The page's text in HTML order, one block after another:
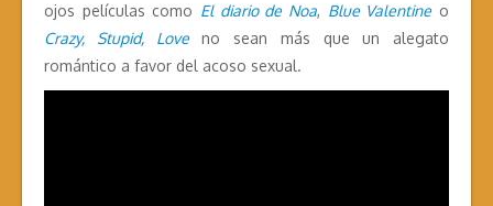
ojos películas como El diario de Noa, Blue Valentineo
Crazy, Stupid, Loveno sean más que un alegato
romántico a favor del acoso sexual.